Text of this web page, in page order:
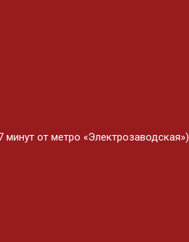
от метро «Электрозаводская»)